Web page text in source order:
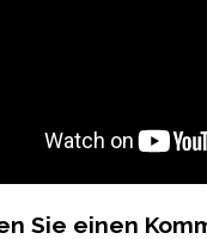
Sie einen